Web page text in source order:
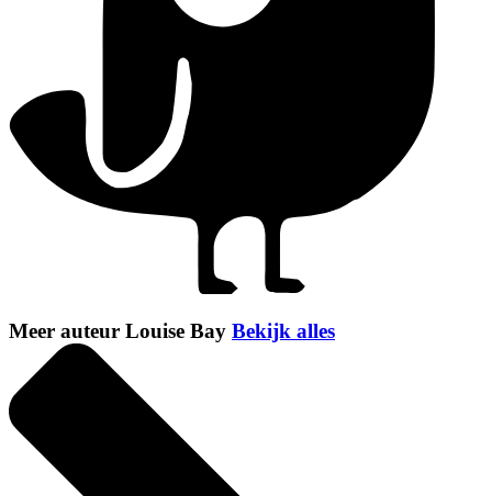
Meer auteur Louise Bay Bekijk alles